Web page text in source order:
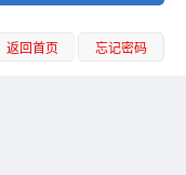
返回首页 忘记密码